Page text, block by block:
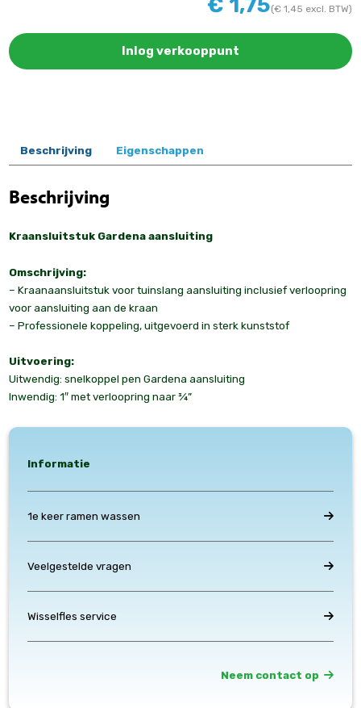
€ 1,75(€1,45 excl. BTW)
Inlog verkooppunt
Beschrijving Eigenschappen
Beschrijving
Kraansluitstuk Gardena aansluiting
Omschrijving:
– Kraanaansluitstuk voor tuinslang aansluiting inclusief verloopring
voor aansluiting aan de kraan
– Professionele koppeling, uitgevoerd in sterk kunststof
Uitvoering:
Uitwendig: snelkoppel pen Gardena aansluiting
Inwendig: 1″ met verloopring naar ¾”
Informatie
1e keer ramen wassen
Veelgestelde vragen
Wisselfles service
Neem contact op